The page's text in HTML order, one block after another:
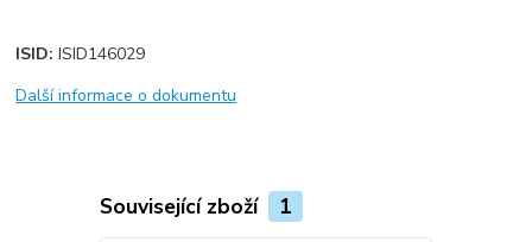
ISID:ISID146029
Další informace o dokumentu
Související zboží 1